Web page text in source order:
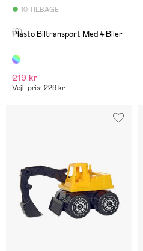
10 TILBAGE
(0)
Plasto Biltransport Med 4 Biler
219 kr
Vejl. pris: 229 kr